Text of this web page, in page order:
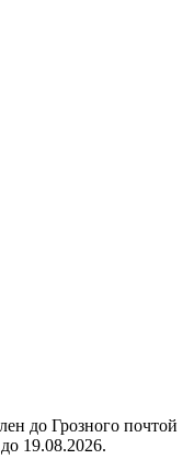
до Грозного почтой
19.08.2026.